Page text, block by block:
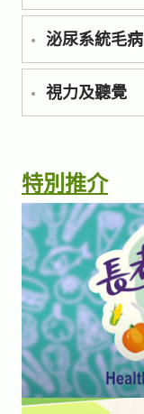
泌尿系統毛病
視力及聽覺
特別推介